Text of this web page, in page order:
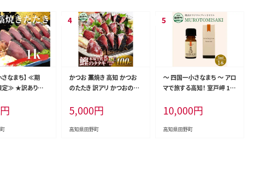
さなまち】 ≪期
定≫ ★訳あり★
製タレ付）１ｋｇ
円
かつお 藁焼き 高知 かつお
のたたき 訳アリ かつおのタ
400g 冷凍 タレ おろし生姜
柚塩付き セット 藁焼き鰹た
たき 本場 たたき かつお カツ
5,000円
高知県田野町
〜 四国一小さなまち 〜 アロ
マで旅する高知！ 室戸岬 10
ジナルブレンド エッセンシャ
ルオイル 精油 5ml アロマ
オイル 天然 精油 美容 健康
10,000円
高知県田野町